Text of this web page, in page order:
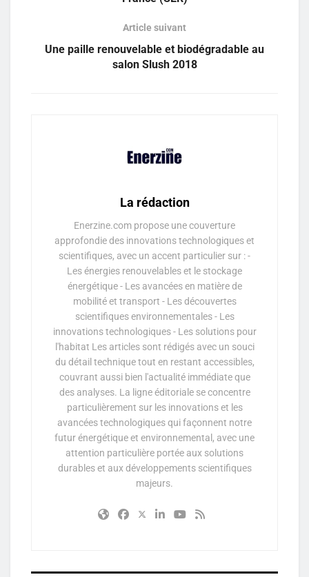
Article suivant
Une paille renouvelable et biodégradable au
salon Slush 2018
La rédaction
Enerzine.com propose une couverture
approfondie des innovations technologiques et
scientifiques, avec un accent particulier sur : -
Les énergies renouvelables et le stockage
énergétique - Les avancées en matière de
mobilité et transport - Les découvertes
scientifiques environnementales - Les
innovations technologiques - Les solutions pour
l'habitat Les articles sont rédigés avec un souci
du détail technique tout en restant accessibles,
couvrant aussi bien l'actualité immédiate que
des analyses. La ligne éditoriale se concentre
particulièrement sur les innovations et les
avancées technologiques qui façonnent notre
futur énergétique et environnemental, avec une
attention particulière portée aux solutions
durables et aux développements scientifiques
majeurs.